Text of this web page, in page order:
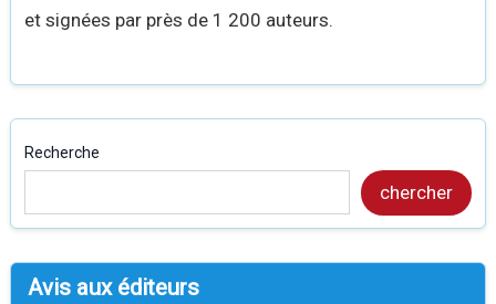
et signées par près de 1 200 auteurs.
Recherche
chercher
Avis aux éditeurs